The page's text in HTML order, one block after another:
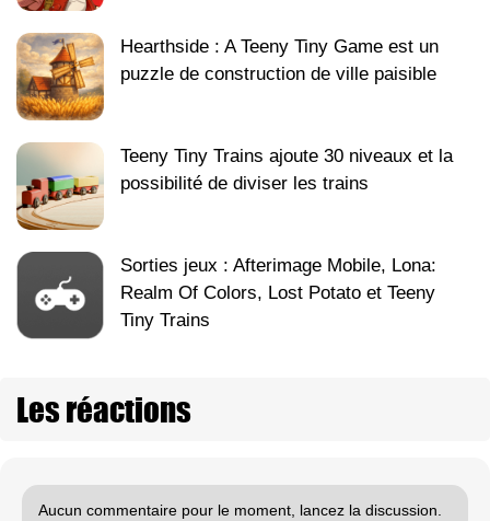
Hearthside : A Teeny Tiny Game est un
puzzle de construction de ville paisible
Teeny Tiny Trains ajoute 30 niveaux et la
possibilité de diviser les trains
Sorties jeux : Afterimage Mobile, Lona:
Realm Of Colors, Lost Potato et Teeny
Tiny Trains
Les réactions
Aucun commentaire pour le moment, lancez la discussion.